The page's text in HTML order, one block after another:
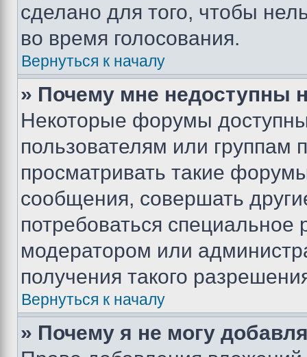
сделано для того, чтобы
во время голосования.
Вернуться к началу
» Почему мне недоступны
Некоторые форумы
пользователям или группам
просматривать такие
сообщения, совершать
потребоваться
модератором или
получения такого
Вернуться к началу
» Почему я не могу